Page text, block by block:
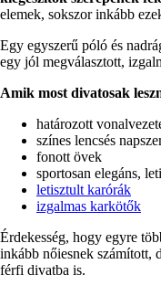
elemek, sokszor inkább
Egy egyszerű póló és
egy jól megválasztott,
Amik most divatosak
határozott
színes lencsés
fonott övek
sportosan elegáns,
letisztult karórák
izgalmas karkötők
Érdekesség, hogy egyre
inkább nőiesnek számított,
férfi divatba is.